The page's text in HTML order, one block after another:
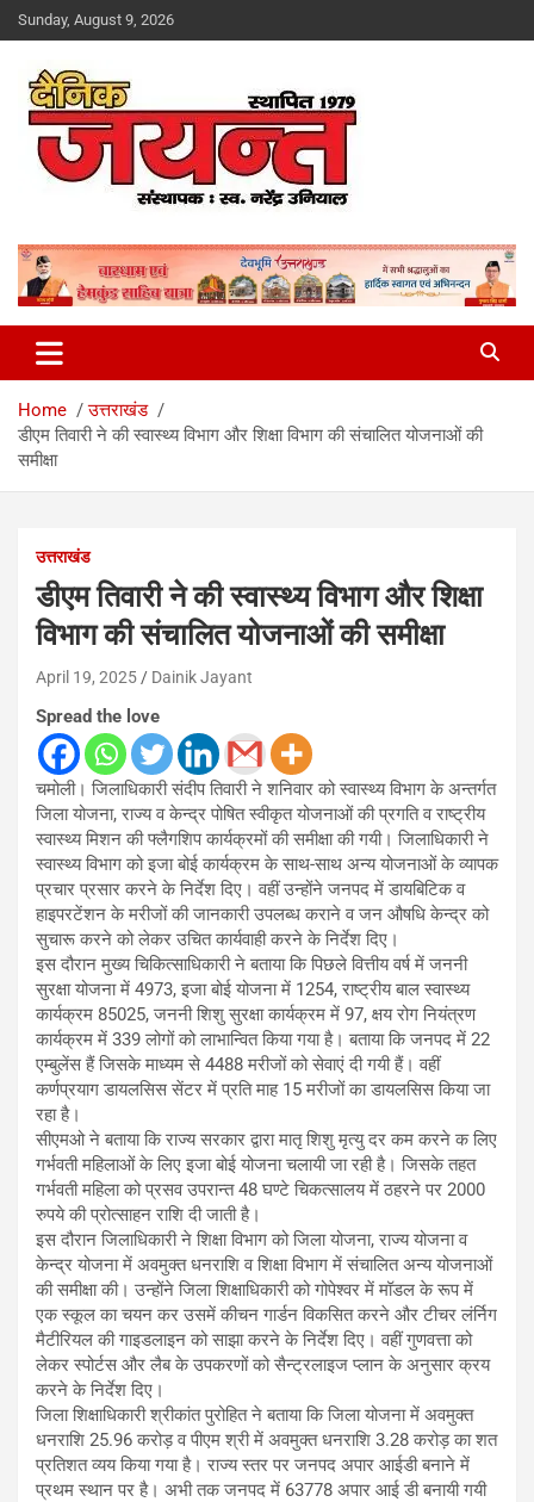
Skip
to
Sunday, August 9, 2026
Dainik Jayant
Home
उत्तराखंड
डीएम तिवारी ने की स्वास्थ्य विभाग और शिक्षा विभाग की संचालित योजनाओं की
समीक्षा
उत्तराखंड
डीएम तिवारी ने की स्वास्थ्य विभाग और शिक्षा
विभाग की संचालित योजनाओं की समीक्षा
April 19, 2025 Dainik Jayant
Spread the love
चमोली। जिलाधिकारी संदीप तिवारी ने शनिवार को स्वास्थ्य विभाग के अन्तर्गत
जिला योजना, राज्य व केन्द्र पोषित स्वीकृत योजनाओं की प्रगति व राष्ट्रीय
स्वास्थ्य मिशन की फ्लैगशिप कार्यक्रमों की समीक्षा की गयी। जिलाधिकारी ने
स्वास्थ्य विभाग को इजा बोई कार्यक्रम के साथ-साथ अन्य योजनाओं के व्यापक
प्रचार प्रसार करने के निर्देश दिए। वहीं उन्होंने जनपद में डायबिटिक व
हाइपरटेंशन के मरीजों की जानकारी उपलब्ध कराने व जन औषधि केन्द्र को
सुचारू करने को लेकर उचित कार्यवाही करने के निर्देश दिए।
इस दौरान मुख्य चिकित्साधिकारी ने बताया कि पिछले वित्तीय वर्ष में जननी
सुरक्षा योजना में 4973, इजा बोई योजना में 1254, राष्ट्रीय बाल स्वास्थ्य
कार्यक्रम 85025, जननी शिशु सुरक्षा कार्यक्रम में 97, क्षय रोग नियंत्रण
कार्यक्रम में 339 लोगों को लाभान्वित किया गया है। बताया कि जनपद में 22
एम्बुलेंस हैं जिसके माध्यम से 4488 मरीजों को सेवाएं दी गयी हैं। वहीं
कर्णप्रयाग डायलसिस सेंटर में प्रति माह 15 मरीजों का डायलसिस किया जा
रहा है।
सीएमओ ने बताया कि राज्य सरकार द्वारा मातृ शिशु मृत्यु दर कम करने क लिए
गर्भवती महिलाओं के लिए इजा बोई योजना चलायी जा रही है। जिसके तहत
गर्भवती महिला को प्रसव उपरान्त 48 घण्टे चिकत्सालय में ठहरने पर 2000
रुपये की प्रोत्साहन राशि दी जाती है।
इस दौरान जिलाधिकारी ने शिक्षा विभाग को जिला योजना, राज्य योजना व
केन्द्र योजना में अवमुक्त धनराशि व शिक्षा विभाग में संचालित अन्य योजनाओं
की समीक्षा की। उन्होंने जिला शिक्षाधिकारी को गोपेश्वर में मॉडल के रूप में
एक स्कूल का चयन कर उसमें कीचन गार्डन विकसित करने और टीचर लंर्निग
मैटीरियल की गाइडलाइन को साझा करने के निर्देश दिए। वहीं गुणवत्ता को
लेकर स्पोर्टस और लैब के उपकरणों को सैन्ट्रलाइज प्लान के अनुसार क्रय
करने के निर्देश दिए।
जिला शिक्षाधिकारी श्रीकांत पुरोहित ने बताया कि जिला योजना में अवमुक्त
धनराशि 25.96 करोड़ व पीएम श्री में अवमुक्त धनराशि 3.28 करोड़ का शत
प्रतिशत व्यय किया गया है। राज्य स्तर पर जनपद अपार आईडी बनाने में
प्रथम स्थान पर है। अभी तक जनपद में 63778 अपार आई डी बनायी गयी